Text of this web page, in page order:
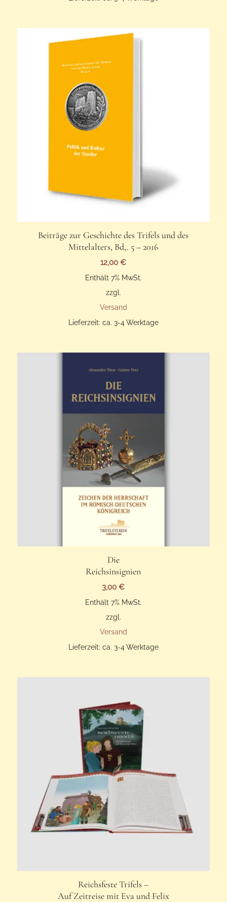
Beiträge zur Geschichte des Trifels und des
Mittelalters, Bd,. 5 – 2016
12,00€
Enthält 7% MwSt.
zzgl.
Versand
Lieferzeit: ca. 3-4 Werktage
Die
Reichsinsignien
3,00€
Enthält 7% MwSt.
zzgl.
Versand
Lieferzeit: ca. 3-4 Werktage
Reichsfeste Trifels –
Auf Zeitreise mit Eva und Felix